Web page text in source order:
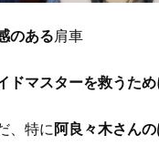
のある肩車
ドマスターを救うた
、特に阿良々木さんの